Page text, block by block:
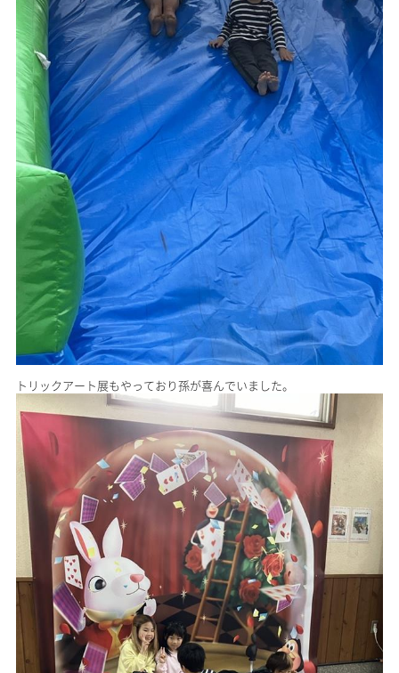
トリックアート展もやっており孫が喜んでいました。